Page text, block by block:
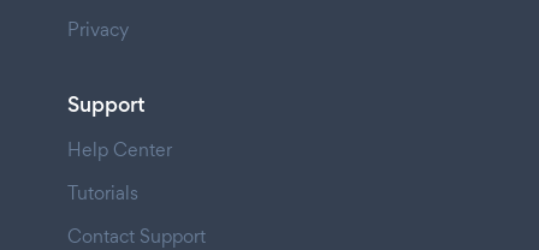
Privacy
Support
Help Center
Tutorials
Contact Support